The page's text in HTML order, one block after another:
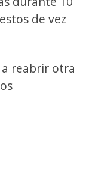
de vez
reabrir otra